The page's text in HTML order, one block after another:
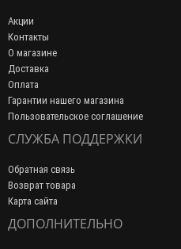
Акции
Контакты
О магазине
Доставка
Оплата
Гарантии нашего магазина
Пользовательское соглашение
СЛУЖБА ПОДДЕРЖКИ
Обратная связь
Возврат товара
Карта сайта
ДОПОЛНИТЕЛЬНО